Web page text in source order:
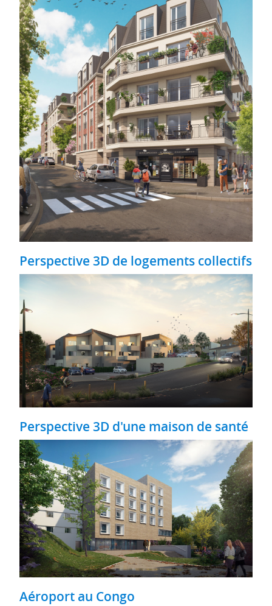
Perspective 3D de logements collectifs
Perspective 3D d'une maison de santé
Aéroport au Congo